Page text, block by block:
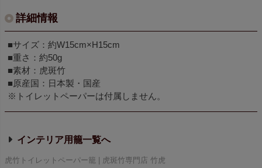
詳細情報
■サイズ：約W15cm×H15cm
■重さ：約50g
■素材：虎斑竹
■原産国：日本製・国産
※トイレットペーパーは付属しません。
インテリア用籠
虎竹トイレットペーパー籠 | 虎斑竹専門店 竹虎